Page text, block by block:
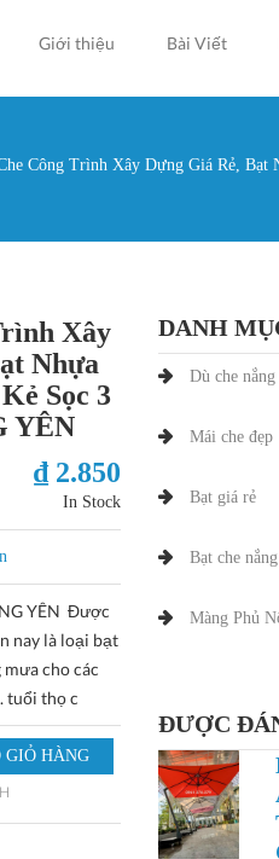
Giới thiệu Bài Viết
Công Trình Xây Dựng Giá Rẻ, Bạt
Xây
Nhựa
Sọc 3
YÊN
₫ 2.850
In Stock
YÊN Được
nay là loại bạt
cho các
tuổi thọ c
DANH
Dù che nắng
Mái che đẹp
Bạt giá rẻ
Bạt che nắng
Màng Phủ
ĐƯỢC